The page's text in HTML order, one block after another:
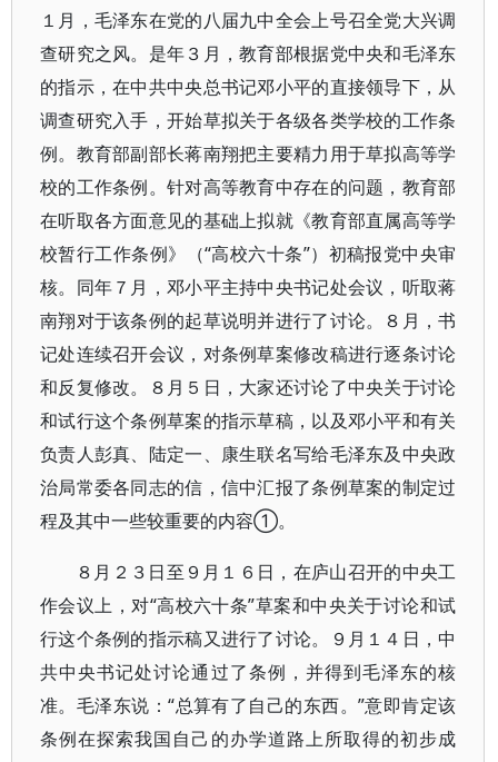
１月，毛泽东在党的八届九中全会上号召全党大兴调
查研究之风。是年３月，教育部根据党中央和毛泽东
的指示，在中共中央总书记邓小平的直接领导下，从
调查研究入手，开始草拟关于各级各类学校的工作条
例。教育部副部长蒋南翔把主要精力用于草拟高等学
校的工作条例。针对高等教育中存在的问题，教育部
在听取各方面意见的基础上拟就《教育部直属高等学
校暂行工作条例》（“高校六十条”）初稿报党中央审
核。同年７月，邓小平主持中央书记处会议，听取蒋
南翔对于该条例的起草说明并进行了讨论。８月，书
记处连续召开会议，对条例草案修改稿进行逐条讨论
和反复修改。８月５日，大家还讨论了中央关于讨论
和试行这个条例草案的指示草稿，以及邓小平和有关
负责人彭真、陆定一、康生联名写给毛泽东及中央政
治局常委各同志的信，信中汇报了条例草案的制定过
程及其中一些较重要的内容①。
８月２３日至９月１６日，在庐山召开的中央工
作会议上，对“高校六十条”草案和中央关于讨论和试
行这个条例的指示稿又进行了讨论。９月１４日，中
共中央书记处讨论通过了条例，并得到毛泽东的核
准。毛泽东说：“总算有了自己的东西。”意即肯定该
条例在探索我国自己的办学道路上所取得的初步成